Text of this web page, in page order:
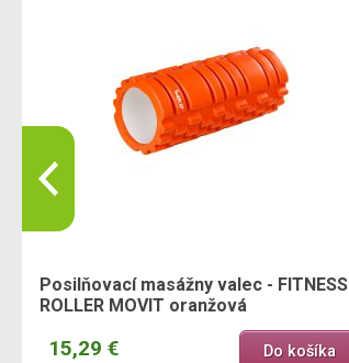
Posilňovací masážny valec - FITNESS
ROLLER MOVIT oranžová
15,29 € Do košíka